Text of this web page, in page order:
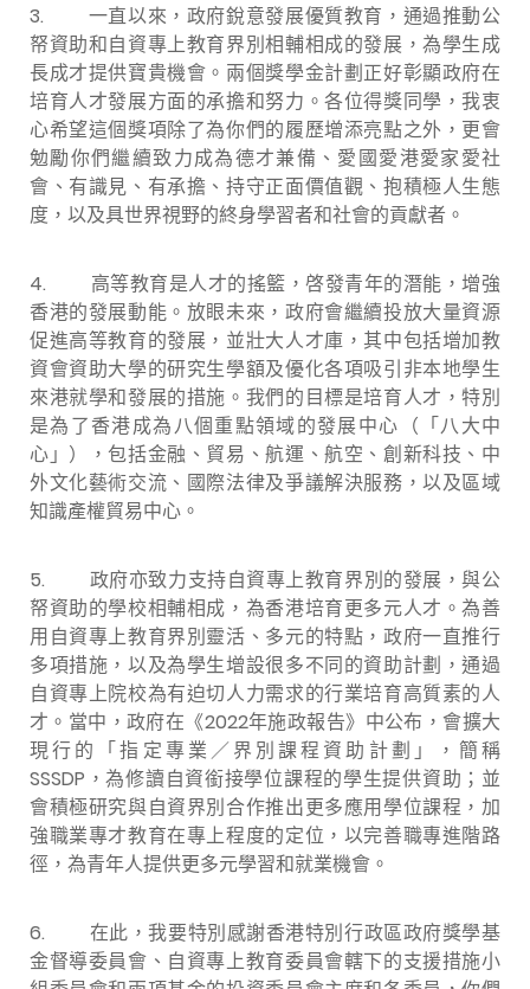
3. 一直以來，政府銳意發展優質教育，通過推動公
帑資助和自資專上教育界別相輔相成的發展，為學生成
長成才提供寶貴機會。兩個獎學金計劃正好彰顯政府在
培育人才發展方面的承擔和努力。各位得獎同學，我衷
心希望這個獎項除了為你們的履歷增添亮點之外，更會
勉勵你們繼續致力成為德才兼備、愛國愛港愛家愛社
會、有識見、有承擔、持守正面價值觀、抱積極人生態
度，以及具世界視野的終身學習者和社會的貢獻者。
4. 高等教育是人才的搖籃，啓發青年的潛能，增強
香港的發展動能。放眼未來，政府會繼續投放大量資源
促進高等教育的發展，並壯大人才庫，其中包括增加教
資會資助大學的研究生學額及優化各項吸引非本地學生
來港就學和發展的措施。我們的目標是培育人才，特別
是為了香港成為八個重點領域的發展中心（「八大中
心」），包括金融、貿易、航運、航空、創新科技、中
外文化藝術交流、國際法律及爭議解決服務，以及區域
知識產權貿易中心。
5. 政府亦致力支持自資專上教育界別的發展，與公
帑資助的學校相輔相成，為香港培育更多元人才。為善
用自資專上教育界別靈活、多元的特點，政府一直推行
多項措施，以及為學生增設很多不同的資助計劃，通過
自資專上院校為有迫切人力需求的行業培育高質素的人
才。當中，政府在《2022年施政報告》中公布，會擴大
現行的「指定專業／界別課程資助計劃」，簡稱
SSSDP，為修讀自資銜接學位課程的學生提供資助；並
會積極研究與自資界別合作推出更多應用學位課程，加
強職業專才教育在專上程度的定位，以完善職專進階路
徑，為青年人提供更多元學習和就業機會。
6. 在此，我要特別感謝香港特別行政區政府獎學基
金督導委員會、自資專上教育委員會轄下的支援措施小